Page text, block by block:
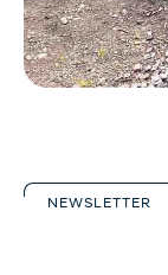
NEWSLETTER